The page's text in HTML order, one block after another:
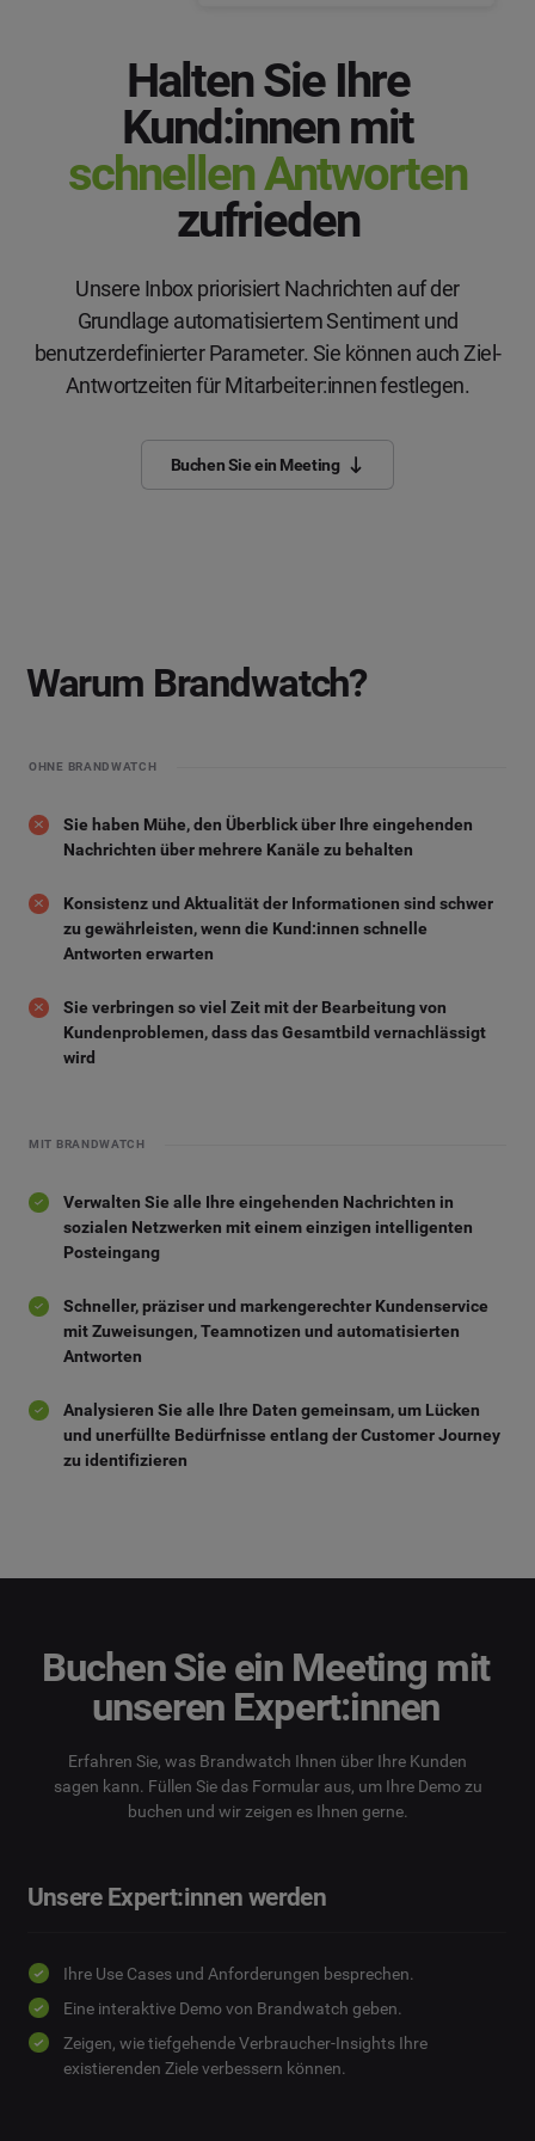
Halten Sie Ihre
Kund:innen mit
schnellen Antworten
zufrieden
Unsere Inbox priorisiert Nachrichten auf der
Grundlage automatisiertem Sentiment und
benutzerdefinierter Parameter. Sie können auch Ziel-
Antwortzeiten für Mitarbeiter:innen festlegen.
Buchen Sie ein Meeting
Warum Brandwatch?
OHNE BRANDWATCH
Sie haben Mühe, den Überblick über Ihre eingehenden
Nachrichten über mehrere Kanäle zu behalten
Konsistenz und Aktualität der Informationen sind schwer
zu gewährleisten, wenn die Kund:innen schnelle
Antworten erwarten
Sie verbringen so viel Zeit mit der Bearbeitung von
Kundenproblemen, dass das Gesamtbild vernachlässigt
wird
MIT BRANDWATCH
Verwalten Sie alle Ihre eingehenden Nachrichten in
sozialen Netzwerken mit einem einzigen intelligenten
Posteingang
Schneller, präziser und markengerechter Kundenservice
mit Zuweisungen, Teamnotizen und automatisierten
Antworten
Analysieren Sie alle Ihre Daten gemeinsam, um Lücken
und unerfüllte Bedürfnisse entlang der Customer Journey
zu identifizieren
Buchen Sie ein Meeting mit
unseren Expert:innen
Erfahren Sie, was Brandwatch Ihnen über Ihre Kunden
sagen kann. Füllen Sie das Formular aus, um Ihre Demo zu
buchen und wir zeigen es Ihnen gerne.
Unsere Expert:innen werden
Ihre Use Cases und Anforderungen besprechen.
Eine interaktive Demo von Brandwatch geben.
Zeigen, wie tiefgehende Verbraucher-Insights Ihre
existierenden Ziele verbessern können.